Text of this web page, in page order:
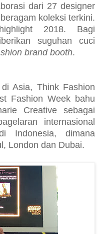
dari 27 designer
koleksi terkini.
2018. Bagi
suguhan cuci
brand booth.
Asia, Think Fashion
Fashion Week bahu
Creative sebagai
internasional
Indonesia, dimana
London dan Dubai.